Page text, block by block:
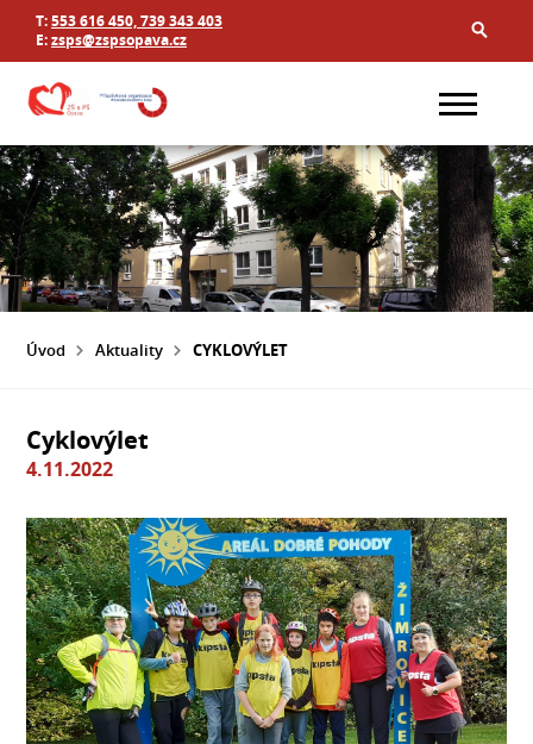
T:553 616 450, 739 343 403
E:zsps@zspsopava.cz
Úvod Aktuality CYKLOVÝLET
Cyklovýlet
4.11.2022